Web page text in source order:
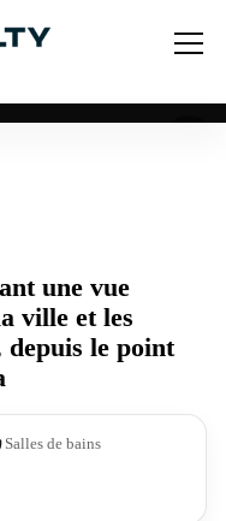
une vue
ville et les
depuis le point
Salles de bains